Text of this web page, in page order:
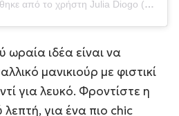
Η δημοσίευση κοινοποιήθηκε από το χρήστη Julia Diogo (@paintedbyjools)
ωραία ιδέα είναι να
μανικιούρ με φιστικί
για λευκό. Φροντίστε η
για ένα πιο chic